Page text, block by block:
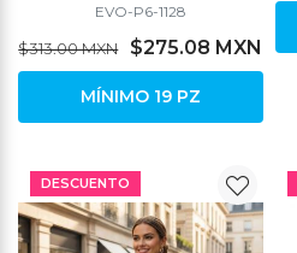
EVO-P6-1128
$313.00 MXN $275.08 MXN
MÍNIMO 19 PZ
DESCUENTO